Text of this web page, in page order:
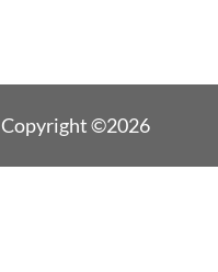
Copyright ©2026